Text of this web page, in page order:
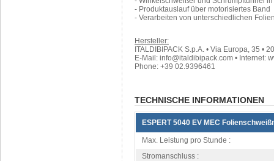
- Produktauslauf über motorisiertes Band
- Verarbeiten von unterschiedlichen
Hersteller:
ITALDIBIPACK S.p.A. • Via Europa, 35 •
E-Mail: info@italdibipack.com • Internet:
Phone: +39 02.9396461
TECHNISCHE INFORMATIONEN
ESPERT 5040 EV MEC
Max. Leistung pro Stunde :
Stromanschluss :